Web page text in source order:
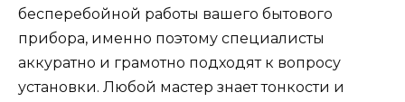
бесперебойной работы вашего бытового
прибора, именно поэтому специалисты
аккуратно и грамотно подходят к вопросу
установки. Любой мастер знает тонкости и